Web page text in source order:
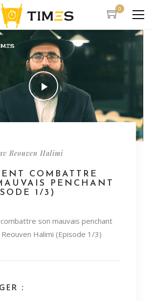
0
Reouven Halimi
COMBATTRE
PENCHANT
1/3)
son mauvais penchant
Halimi (Episode 1/3)
: